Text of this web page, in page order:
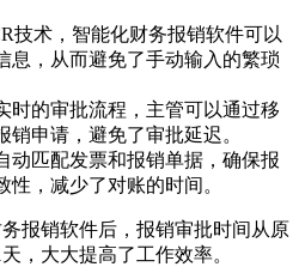
技术，智能化财务报销软件可以
息，从而避免了手动输入的繁琐
时的审批流程，主管可以通过移
申请，避免了审批延迟。
动匹配发票和报销单据，确保报
，减少了对账的时间。
报销软件后，报销审批时间从原
，大大提高了工作效率。